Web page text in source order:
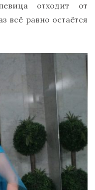
отходит от
всё равно остаётся